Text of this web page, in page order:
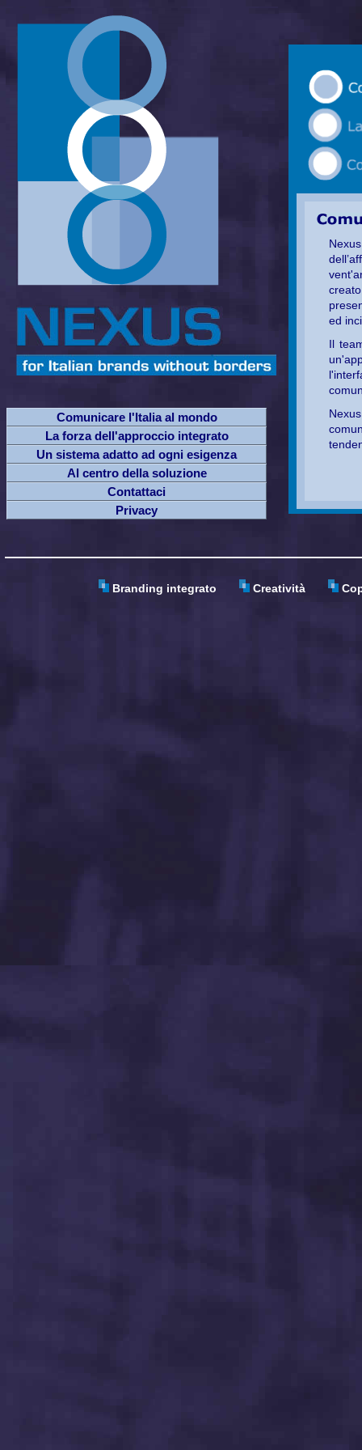
Comunicare l'Italia al mondo
La forza dell'approccio integrato
Un sistema adatto ad ogni esigenza
Al centro della soluzione
Contattaci
Privacy
ed
Il
Branding integrato Creatività